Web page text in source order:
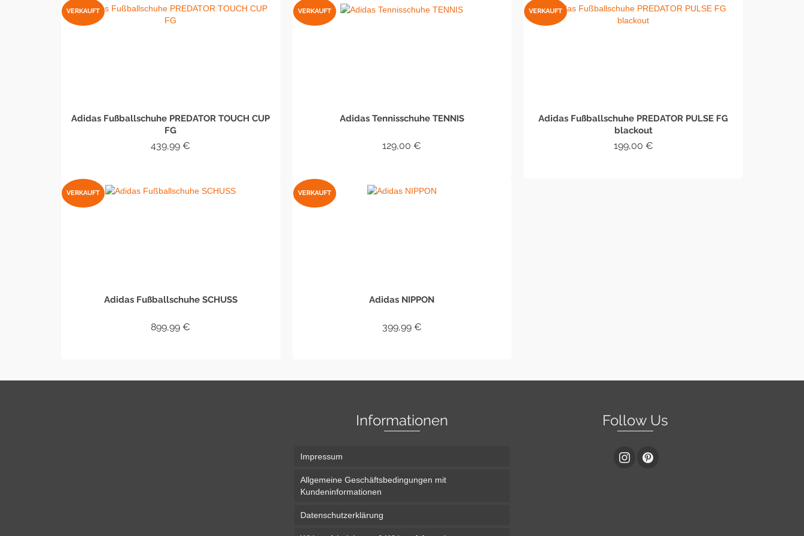
VERKAUFT
Adidas Fußballschuhe PREDATOR TOUCH CUP
FG
439,99€
VERKAUFT
Adidas Tennisschuhe TENNIS
129,00€
VERKAUFT
Adidas Fußballschuhe PREDATOR PULSE FG
blackout
199,00 €
VERKAUFT
Adidas Fußballschuhe SCHUSS
899,99€
VERKAUFT
Adidas NIPPON
399,99 €
Informationen
Impressum
Allgemeine Geschäftsbedingungen mit
Kundeninformationen
Datenschutzerklärung
Follow Us